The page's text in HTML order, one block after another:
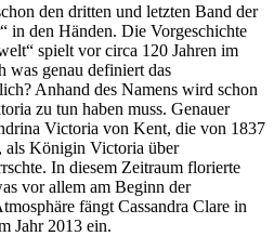
den dritten und letzten Band der
in den Händen. Die Vorgeschichte
spielt vor circa 120 Jahren im
genau definiert das
Anhand des Namens wird schon
zu tun haben muss. Genauer
Victoria von Kent, die von 1837
als Königin Victoria über
In diesem Zeitraum florierte
vor allem am Beginn der
fängt Cassandra Clare in
Jahr 2013 ein.